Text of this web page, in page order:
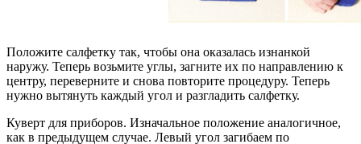
Положите салфетку так, чтобы она оказалась изнанкой
наружу. Теперь возьмите углы, загните их по направлению к
центру, переверните и снова повторите процедуру. Теперь
нужно вытянуть каждый угол и разгладить салфетку.
Куверт для приборов. Изначальное положение аналогичное,
как в предыдущем случае. Левый угол загибаем по